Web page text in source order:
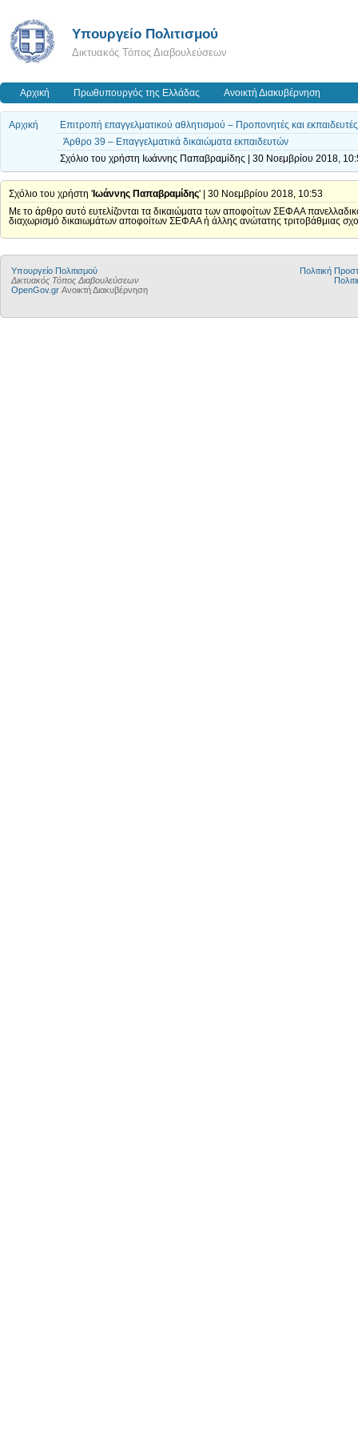
Υπουργείο Πολιτισμού
Δικτυακός Τόπος Διαβουλεύσεων
Αρχική Πρωθυπουργός της Ελλάδας Ανοικτή Διακυβέρνηση
Αρχική
Επιτροπή επαγγελματικού αθλητισμού – Προπονητές και
Άρθρο 39 – Επαγγελματικά δικαιώματα εκπαιδευτών
Σχόλιο του χρήστη Ιωάννης Παπαβραμίδης | 30 Νοεμβρίου 2018,
Σχόλιο του χρήστη ' Ιωάννης Παπαβραμίδης' | 30 Νοεμβρίου 2018, 10:53
Με το άρθρο αυτό ευτελίζονται τα δικαιώματα των αποφοίτων ΣΕΦΑΑ
διαχωρισμό δικαιωμάτων αποφοίτων ΣΕΦΑΑ ή άλλης ανώτατης τριτοβάθμιας
Υπουργείο Πολιτισμού
Δικτυακός Τόπος Διαβουλεύσεων
OpenGov.gr Ανοικτή Διακυβέρνηση
Πολιτική